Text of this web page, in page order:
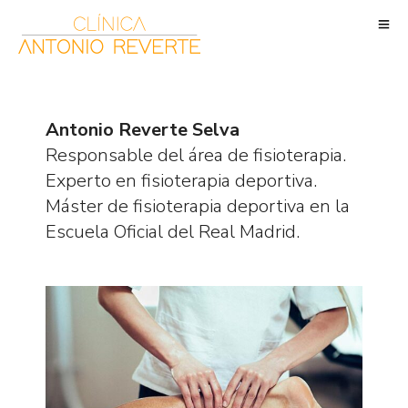
Antonio Reverte Selva
Responsable del área de fisioterapia.
Experto en fisioterapia deportiva.
Máster de fisioterapia deportiva en la
Escuela Oficial del Real Madrid.